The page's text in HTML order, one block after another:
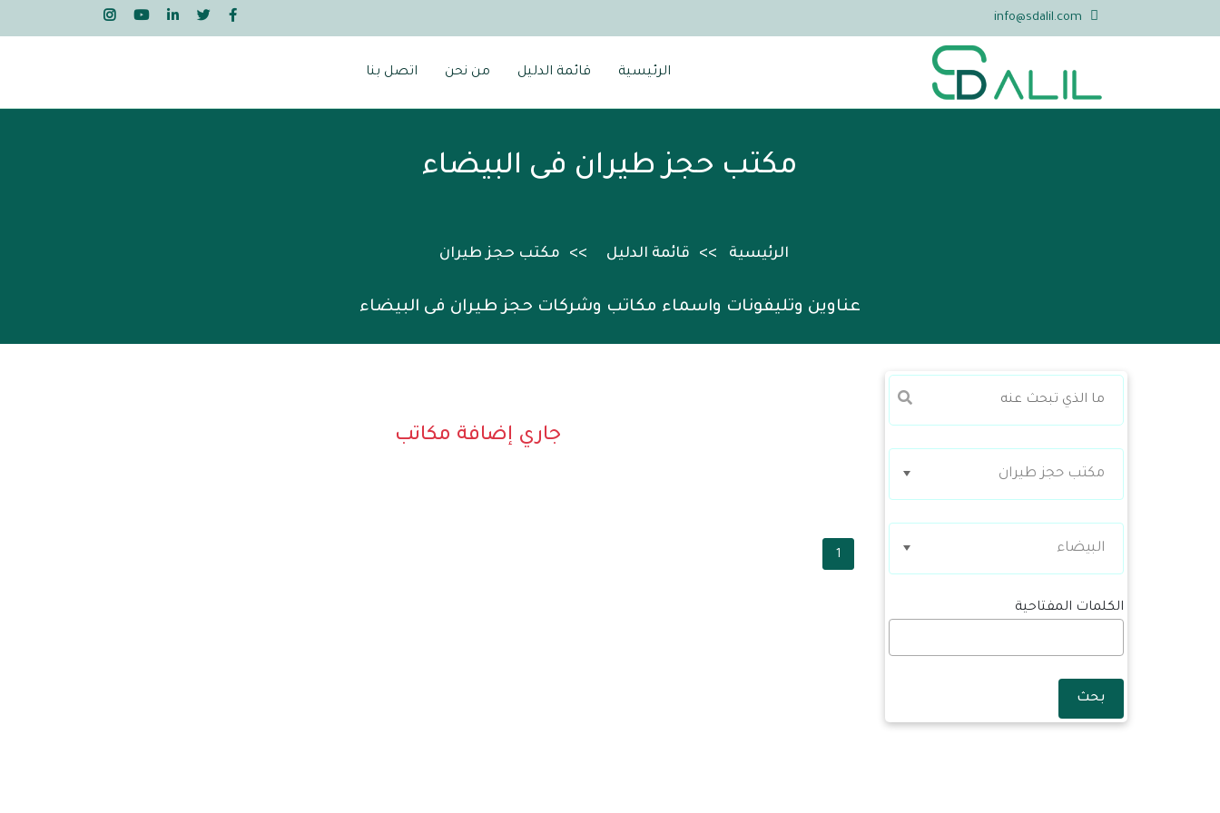
info@sdalil.com
الرئيسية قائمة الدليل من نحن اتصل بنا
مكتب حجز طيران فى البيضاء
الرئيسية قائمة الدليل مكتب حجز طيران
عناوين وتليفونات واسماء مكاتب وشركات حجز طيران فى البيضاء
مكتب حجز طيران
البيضاء
الكلمات المفتاحية
بحث
جاري إضافة مكاتب
1